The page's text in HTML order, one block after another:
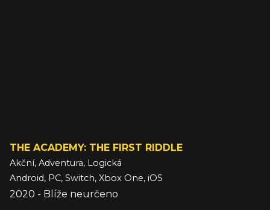
THE ACADEMY: THE FIRST RIDDLE
Akční, Adventura, Logická
Android, PC, Switch, Xbox One, iOS
2020 - Blíže neurčeno